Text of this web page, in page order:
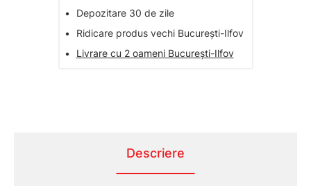
•
Depozitare 30 de zile
•
Ridicare produs vechi București-Ilfov
•
Livrare cu 2 oameni București-Ilfov
Descriere